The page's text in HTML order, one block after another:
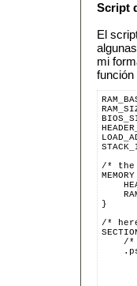
Script
El
mi
función
/* the
}
/*
/*